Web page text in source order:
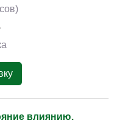
влиянию.